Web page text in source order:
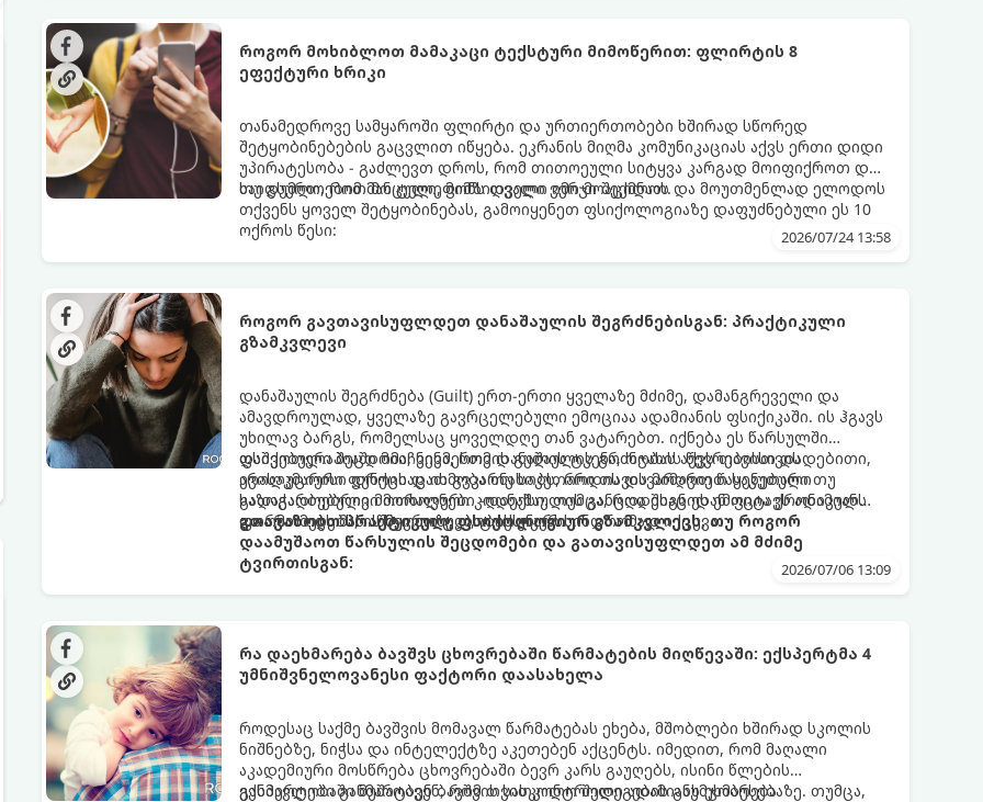
როგორ მოხიბლოთ მამაკაცი ტექსტური მიმოწერით: ფლირტის 8
ეფექტური ხრიკი
თანამედროვე სამყაროში ფლირტი და ურთიერთობები ხშირად სწორედ
შეტყობინებების გაცვლით იწყება. ეკრანის მიღმა კომუნიკაციას აქვს ერთი დიდი
უპირატესობა - გაძლევთ დროს, რომ თითოეული სიტყვა კარგად მოიფიქროთ და
საიდუმლოებით მოცული, მიმზიდველი იმიჯი შექმნათ.
თუ გსურთ, რომ მან ტელეფონს თვალი ვერ მოაცილოს და მოუთმენლად ელოდოს
თქვენს ყოველ შეტყობინებას, გამოიყენეთ ფსიქოლოგიაზე დაფუძნებული ეს 10
ოქროს წესი:
2026/07/24 13:58
როგორ გავთავისუფლდეთ დანაშაულის შეგრძნებისგან: პრაქტიკული
გზამკვლევი
დანაშაულის შეგრძნება (Guilt) ერთ-ერთი ყველაზე მძიმე, დამანგრეველი და
ამავდროულად, ყველაზე გავრცელებული ემოციაა ადამიანის ფსიქიკაში. ის ჰგავს
უხილავ ბარგს, რომელსაც ყოველდღე თან ვატარებთ. იქნება ეს წარსულში
დაშვებული შეცდომა, ვინმესთვის გულის ტკენა, ოჯახის წევრებისთვის
არასაკმარისი დროის დათმობა თუ საკუთარი თავის მიმართ წაყენებული
გადაჭარბებული მოთხოვნები -დანაშაულის განცდა შიგნიდან ფიტავს ადამიანს
და ართმევს მას აწმყოთი ტკბობის უნარს.
ფსიქოთერაპიაში მიიჩნევა, რომ დანაშაულის გრძნობას აქვს თავისი დადებითი,
ევოლუციური ფუნქციაც ის გვკარნახობს, როდის დავარღვიეთ საკუთარი თუ
საზოგადოებრივი მორალური კოდექსი. თუმცა, როდესაც ეს ემოცია ქრონიკულ
ფორმას იღებს, ის ნევროზულ, ტოქსიკურ სინდრომად იქცევა.
გთავაზობთ პრაქტიკულ, ფსიქოლოგიურ გზამკვლევს, თუ როგორ
დაამუშაოთ წარსულის შეცდომები და გათავისუფლდეთ ამ მძიმე
ტვირთისგან:
2026/07/06 13:09
რა დაეხმარება ბავშვს ცხოვრებაში წარმატების მიღწევაში: ექსპერტმა 4
უმნიშვნელოვანესი ფაქტორი დაასახელა
როდესაც საქმე ბავშვის მომავალ წარმატებას ეხება, მშობლები ხშირად სკოლის
ნიშნებზე, ნიჭსა და ინტელექტზე აკეთებენ აქცენტს. იმედით, რომ მაღალი
აკადემიური მოსწრება ცხოვრებაში ბევრ კარს გაუღებს, ისინი წლების
განმავლობაში მუშაობენ ბავშვის სასკოლო შედეგების გაუმჯობესებაზე. თუმცა,
ექსპერტები განმარტავენ, რომ თვითკონტროლი ადამიანს ეხმარება